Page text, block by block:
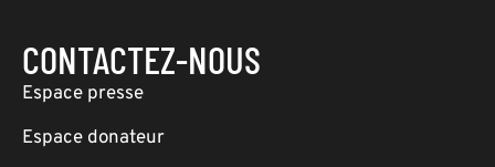
CONTACTEZ-NOUS
Espace presse
Espace donateur